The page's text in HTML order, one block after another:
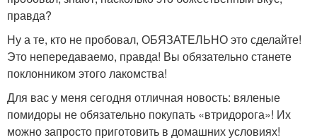
правда?
Ну а те, кто не пробовал, ОБЯЗАТЕЛЬНО это сделайте!
Это непередаваемо, правда! Вы обязательно станете
поклонником этого лакомства!
Для вас у меня сегодня отличная новость: вяленые
помидоры не обязательно покупать «втридорога»! Их
можно запросто приготовить в домашних условиях!